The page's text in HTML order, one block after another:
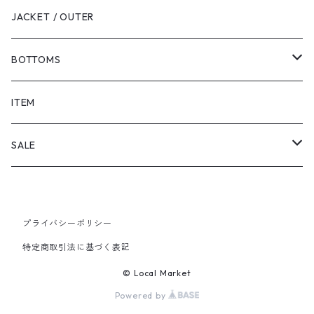
JACKET / OUTER
BOTTOMS
SHORTS
PANTS
ITEM
SALE
PANTS
プライバシーポリシー
特定商取引法に基づく表記
© Local Market
Powered by